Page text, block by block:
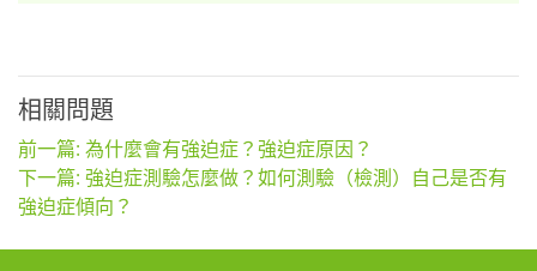
相關問題
前一篇: 為什麼會有強迫症？強迫症原因？
下一篇: 強迫症測驗怎麼做？如何測驗（檢測）自己是否有
強迫症傾向？